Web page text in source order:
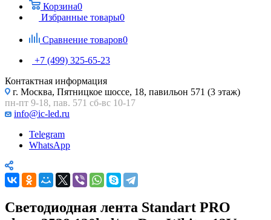
Корзина0
Избранные товары0
Сравнение товаров0
+7 (499) 325-65-23
Контактная информация
г. Москва, Пятницкое шоссе, 18, павильон 571 (3 этаж)
пн-пт 9-18, пав. 571 сб-вс 10-17
info@ic-led.ru
Telegram
WhatsApp
Светодиодная лента Standart PRO